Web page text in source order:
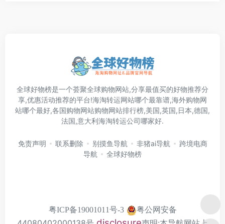
全球好物榜是一个荟聚全球购物网站,分享最值买的好物推荐分
享,优惠活动推荐的平台!海淘转运网站哪个最靠谱,海外购物网
站哪个最好,各国购物网站购物网站排行榜,美国,英国,日本,德国,
法国,意大利海淘转运公司哪家好.
免责声明 联系删除 别摸鱼导航 非猪ai导航
跨境电商
导航
全球好物榜
粤ICP备19001011号-3
粤公网安备